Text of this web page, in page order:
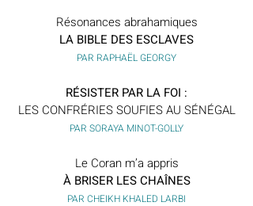
Résonances abrahamiques
LA BIBLE DES ESCLAVES
PAR RAPHAËL GEORGY
RÉSISTER PAR LA FOI :
LES CONFRÉRIES SOUFIES AU SÉNÉGAL
PAR SORAYA MINOT-GOLLY
Le Coran m’a appris
À BRISER LES CHAÎNES
PAR CHEIKH KHALED LARBI